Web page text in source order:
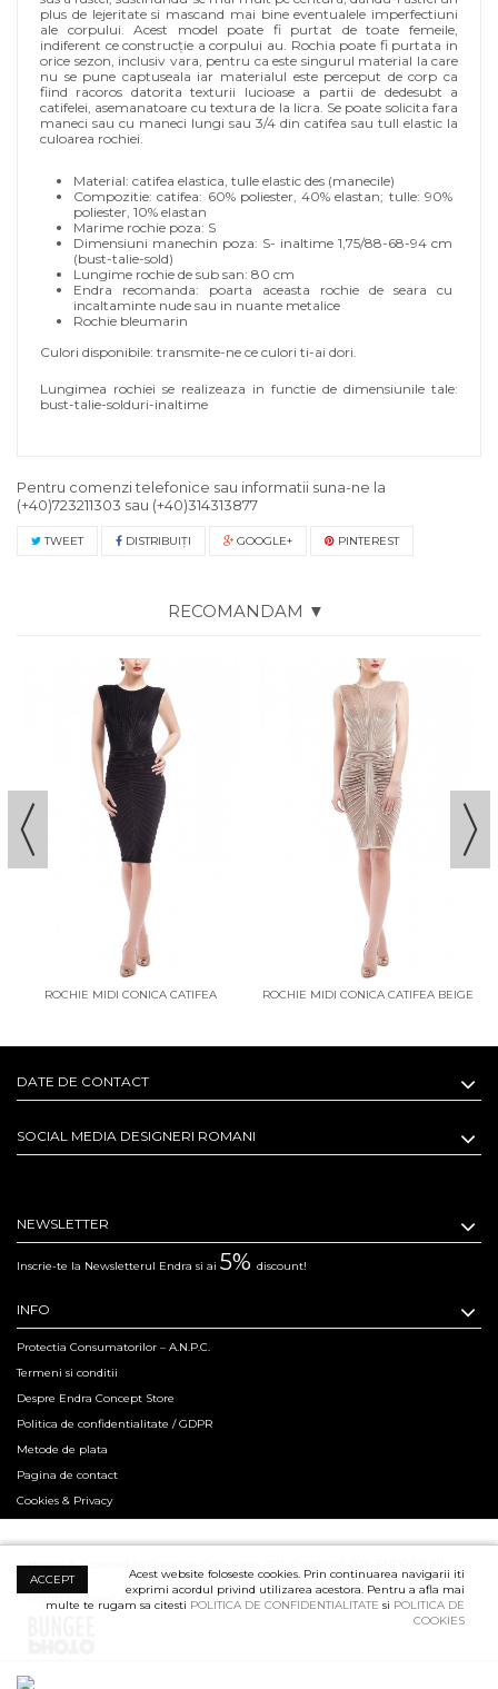
plus de lejeritate si mascand mai bine eventualele imperfectiuni
ale corpului. Acest model poate fi purtat de toate femeile,
indiferent ce construcție a corpului au. Rochia poate fi purtata in
orice sezon, inclusiv vara, pentru ca este singurul material la care
nu se pune captuseala iar materialul este perceput de corp ca
fiind racoros datorita texturii lucioase a partii de dedesubt a
catifelei, asemanatoare cu textura de la licra. Se poate solicita fara
maneci sau cu maneci lungi sau 3/4 din catifea sau tull elastic la
culoarea rochiei.
Material: catifea elastica, tulle elastic des (manecile)
Compozitie: catifea: 60% poliester, 40% elastan; tulle: 90%
poliester, 10% elastan
Marime rochie poza: S
Dimensiuni manechin poza: S- inaltime 1,75/88-68-94 cm
(bust-talie-sold)
Lungime rochie de sub san: 80 cm
Endra recomanda: poarta aceasta rochie de seara cu
incaltaminte nude sau in nuante metalice
Rochie bleumarin
Culori disponibile: transmite-ne ce culori ti-ai dori.
Lungimea rochiei se realizeaza in functie de dimensiunile tale:
bust-talie-solduri-inaltime
Pentru comenzi telefonice sau informatii suna-ne la
(+40)723211303 sau (+40)314313877
TWEET DISTRIBUIŢI GOOGLE+ PINTEREST
RECOMANDAM ▼
CATIFEA BEIGE
ROCHIE CONICA MIDI CATIFEA
ROCHIE
DATE DE CONTACT
SOCIAL MEDIA DESIGNERI ROMANI
NEWSLETTER
Inscrie-te la Newsletterul Endra si ai 5% discount!
INFO
Protectia Consumatorilor – A.N.P.C.
Termeni si conditii
Despre Endra Concept Store
Politica de confidentialitate / GDPR
Metode de plata
Pagina de contact
Cookies & Privacy
Hosted & Powered by Creation Code since 2011. Copyright 2015 ENDRA® All
Rights Reserved. Professional Product Photography Services ensured by
ACCEPT
Acest website foloseste cookies. Prin continuarea navigarii iti
exprimi acordul privind utilizarea acestora. Pentru a afla mai
multe te rugam sa citesti POLITICA DE CONFIDENTIALITATE si POLITICA DE
COOKIES